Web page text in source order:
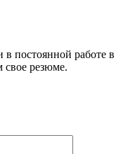
в постоянной работе в
свое резюме.